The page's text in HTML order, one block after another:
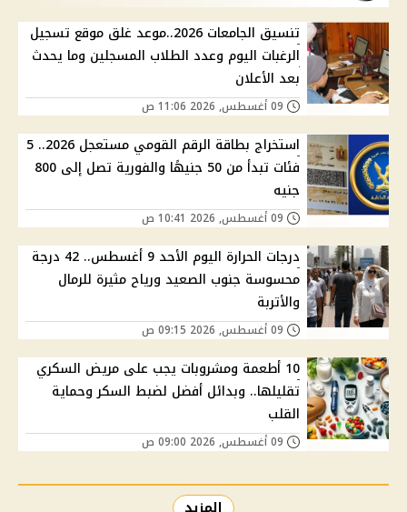
تنسيق الجامعات 2026..موعد غلق موقع تسجيل
الرغبات اليوم وعدد الطلاب المسجلين وما يحدث
بعد الأعلان
استخراج بطاقة الرقم القومي مستعجل 2026.. 5
فئات تبدأ من 50 جنيهًا والفورية تصل إلى 800
جنيه
درجات الحرارة اليوم الأحد 9 أغسطس.. 42 درجة
محسوسة جنوب الصعيد ورياح مثيرة للرمال
والأتربة
10 أطعمة ومشروبات يجب على مريض السكري
تقليلها.. وبدائل أفضل لضبط السكر وحماية
القلب